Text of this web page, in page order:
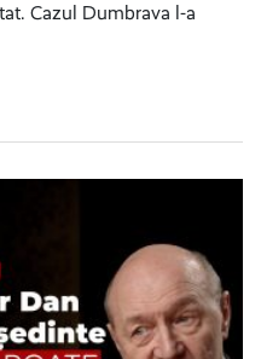
Cazul Dumbrava l-a